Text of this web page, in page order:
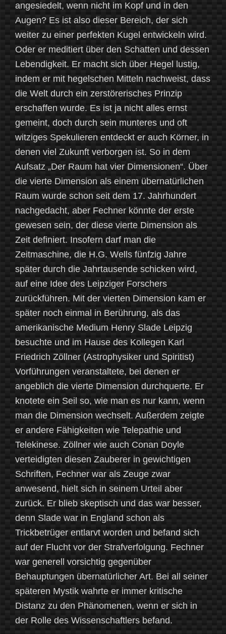
angesiedelt, wenn nicht im Kopf und in den
Augen? Es ist also dieser Bereich, der sich
weiter zu einer perfekten Kugel entwickeln wird.
Oder er meditiert über den Schatten und dessen
Lebendigkeit. Er macht sich über Hegel lustig,
indem er mit hegelschen Mitteln nachweist, dass
die Welt durch ein zerstörerisches Prinzip
erschaffen wurde. Es ist ja nicht alles ernst
gemeint, doch durch sein munteres und oft
witziges Spekulieren entdeckt er auch Körner, in
denen viel Zukunft verborgen ist. So in dem
Aufsatz „Der Raum hat vier Dimensionen“. Über
die vierte Dimension als einem übernatürlichen
Raum wurde schon seit dem 17. Jahrhundert
nachgedacht, aber Fechner könnte der erste
gewesen sein, der diese vierte Dimension als
Zeit definiert. Insofern darf man die
Zeitmaschine, die H.G. Wells fünfzig Jahre
später durch die Jahrtausende schicken wird,
auf eine Idee des Leipziger Forschers
zurückführen. Mit der vierten Dimension kam er
später noch einmal in Berührung, als das
amerikanische Medium Henry Slade Leipzig
besuchte und im Hause des Kollegen Karl
Friedrich Zöllner (Astrophysiker und Spiritist)
Vorführungen veranstaltete, bei denen er
angeblich die vierte Dimension durchquerte. Er
knotete ein Seil so, wie man es nur kann, wenn
man die Dimension wechselt. Außerdem zeigte
er andere Fähigkeiten wie Telepathie und
Telekinese. Zöllner wie auch Conan Doyle
verteidigten diesen Zauberer in gewichtigen
Schriften, Fechner war als Zeuge zwar
anwesend, hielt sich in seinem Urteil aber
zurück. Er blieb skeptisch und das war besser,
denn Slade war in England schon als
Trickbetrüger entlarvt worden und befand sich
auf der Flucht vor der Strafverfolgung. Fechner
war generell vorsichtig gegenüber
Behauptungen übernatürlicher Art. Bei all seiner
späteren Mystik wahrte er immer kritische
Distanz zu den Phänomenen, wenn er sich in
der Rolle des Wissenschaftlers befand.